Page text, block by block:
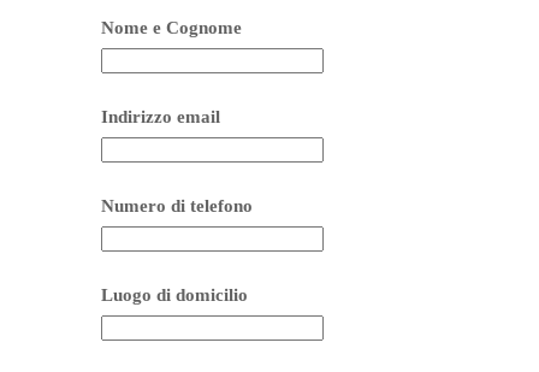
Nome e Cognome
Indirizzo email
Numero di telefono
Luogo di domicilio